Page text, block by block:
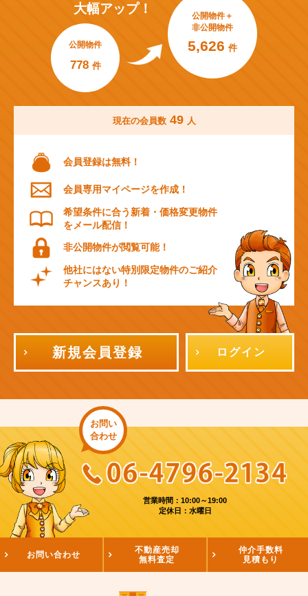
大幅アップ！
公開物件
778 件
公開物件＋
非公開物件
5,626 件
現在の会員数 49 人
会員登録は無料！
会員専用マイページを作成！
希望条件に合う新着・価格変更物件
をメール配信！
非公開物件が閲覧可能！
他社にはない特別限定物件のご紹介
チャンスあり！
新規会員登録 ログイン
お問い
合わせ
営業時間：10:00～19:00
定休日：水曜日
お問い合わせ
不動産売却
無料査定
仲介手数料
見積もり